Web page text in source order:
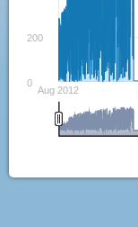
0
200
Aug 2012